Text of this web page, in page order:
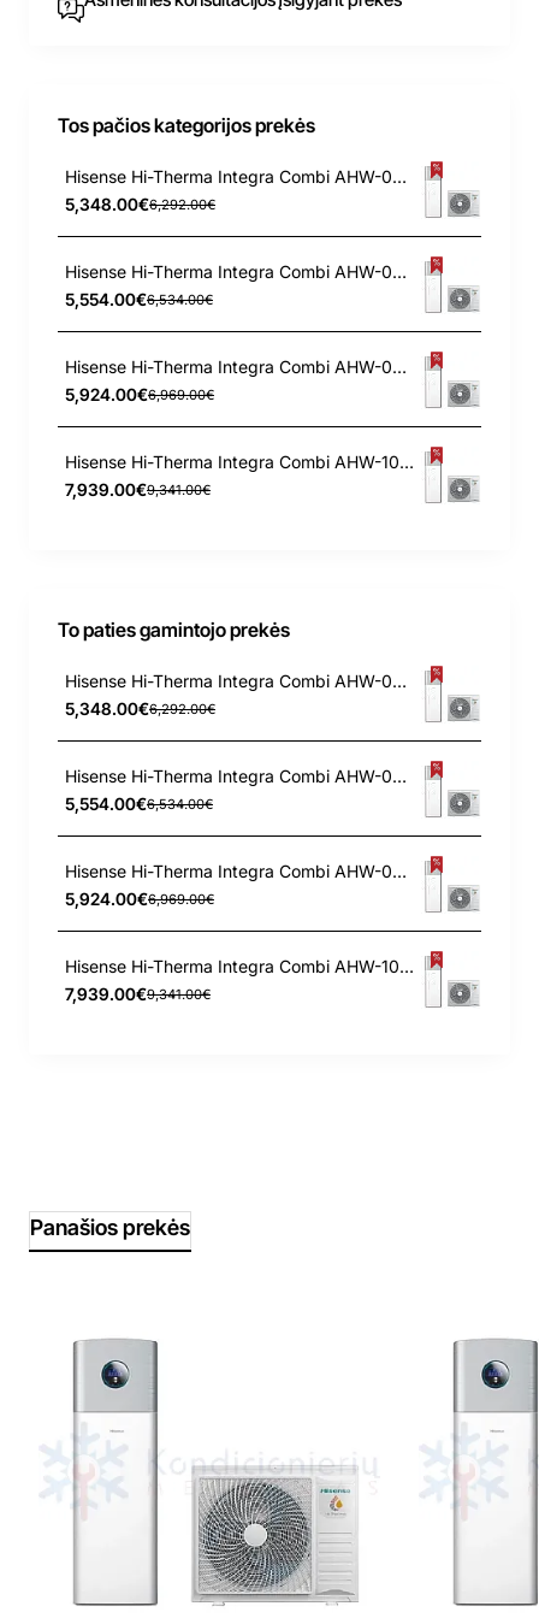
Tos pačios kategorijos prekės
Hisense Hi-Therma Integra Combi AHW-044HCDS1 - AHS-044HCDSAA-23 4.4 kW oras-vanduo šilumos siurblys
5,348.00€6,292.00€
Hisense Hi-Therma Integra Combi AHW-060HCDS1 - AHS-060HCDSAA-23 6.0 kW oras-vanduo šilumos siurblys
5,554.00€6,534.00€
Hisense Hi-Therma Integra Combi AHW-080HCDS1 - AHS-080HCDSAA-23 8.0 kW oras-vanduo šilumos siurblys
5,924.00€6,969.00€
Hisense Hi-Therma Integra Combi AHW-100HEDS1 - AHS-100HEDSAA-23 10.0 kW oras-vanduo šilumos siurblys
7,939.00€9,341.00€
To paties gamintojo prekės
Hisense Hi-Therma Integra Combi AHW-044HCDS1 - AHS-044HCDSAA-23 4.4 kW oras-vanduo šilumos siurblys
5,348.00€6,292.00€
Hisense Hi-Therma Integra Combi AHW-060HCDS1 - AHS-060HCDSAA-23 6.0 kW oras-vanduo šilumos siurblys
5,554.00€6,534.00€
Hisense Hi-Therma Integra Combi AHW-080HCDS1 - AHS-080HCDSAA-23 8.0 kW oras-vanduo šilumos siurblys
5,924.00€6,969.00€
Hisense Hi-Therma Integra Combi AHW-100HEDS1 - AHS-100HEDSAA-23 10.0 kW oras-vanduo šilumos siurblys
7,939.00€9,341.00€
Panašios prekės